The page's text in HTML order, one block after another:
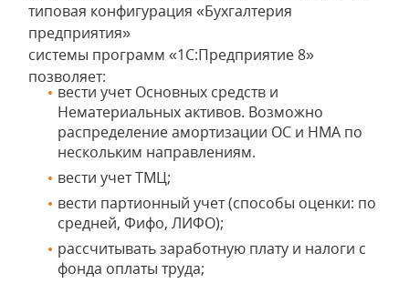
типовая конфигурация «Бухгалтерия
предприятия»
системы программ «1С:Предприятие 8»
позволяет:
вести учет Основных средств и
Нематериальных активов. Возможно
распределение амортизации ОС и НМА по
нескольким направлениям.
вести учет ТМЦ;
вести партионный учет (способы оценки: по
средней, Фифо, ЛИФО);
рассчитывать заработную плату и налоги с
фонда оплаты труда;